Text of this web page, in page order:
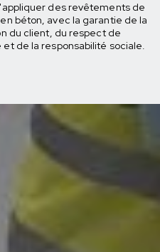
des revêtements de
béton, avec la garantie de la
du client, du respect de
de la responsabilité sociale.